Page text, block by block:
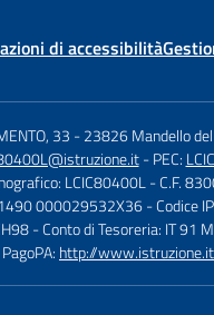
di accessibilità
33 -23826 Mandello
- PEC:
LCIC80400L - C.F.
000029532X36- Codice
- Conto di Tesoreria: IT 91
http://